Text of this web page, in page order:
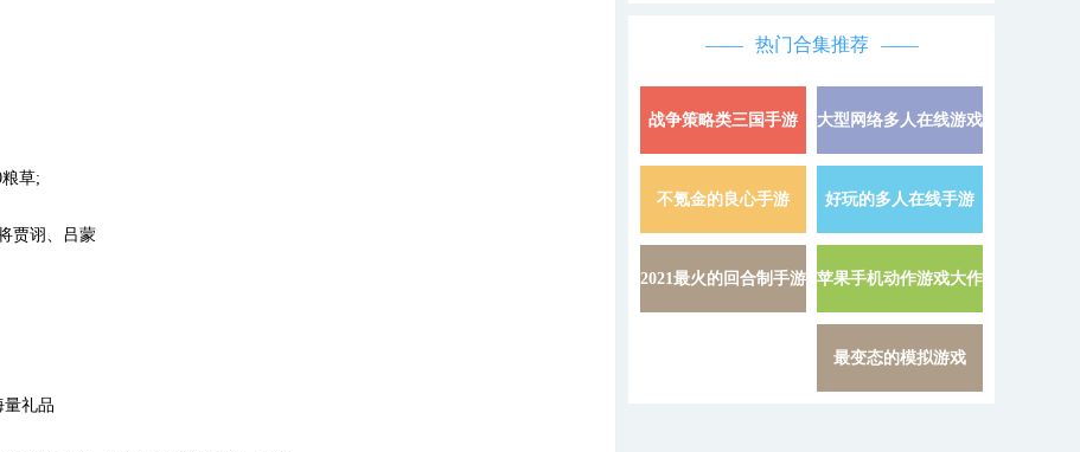
草;
贾诩、吕蒙
礼品
热门合集推荐
战争策略类三国手游 详情 »
大型网络多人在线游戏
不氪金的良心手游 详情 »
好玩的多人在线手游
2021最火的回合制手游 详情 »
苹果手机动作游戏大作
最变态的模拟游戏